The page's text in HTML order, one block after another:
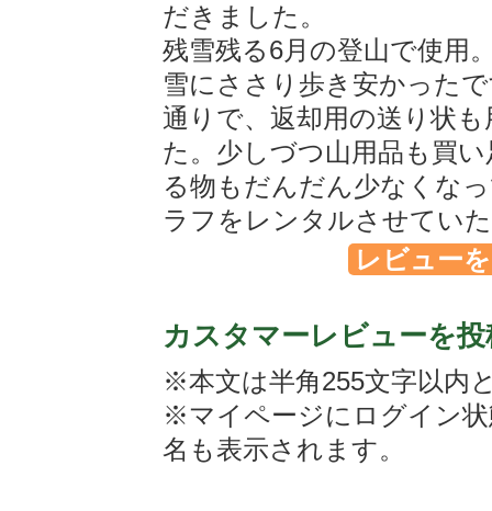
だきました。
残雪残る6月の登山で使用
雪にささり歩き安かった
通りで、返却用の送り状
た。少しづつ山用品も買
る物もだんだん少なくな
ラフをレンタルさせてい
レビュー
カスタマーレビューを
※本文は半角255文字以内
※マイページにログイン
名も表示されます。